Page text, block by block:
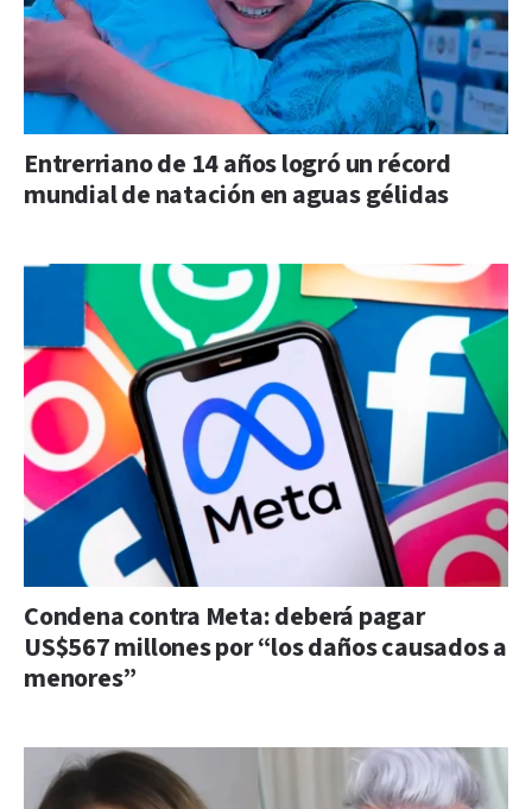
Entrerriano de 14 años logró un récord
mundial de natación en aguas gélidas
Condena contra Meta: deberá pagar
US$567 millones por “los daños causados a
menores”